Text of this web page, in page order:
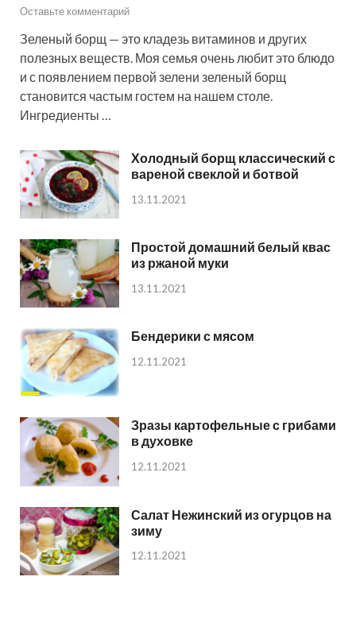
Оставьте комментарий
Зеленый борщ — это кладезь витаминов и других
полезных веществ. Моя семья очень любит это блюдо
и с появлением первой зелени зеленый борщ
становится частым гостем на нашем столе.
Ингредиенты …
Холодный борщ классический с
вареной свеклой и ботвой
13.11.2021
Простой домашний белый квас
из ржаной муки
13.11.2021
Бендерики с мясом
12.11.2021
Зразы картофельные с грибами
в духовке
12.11.2021
Салат Нежинский из огурцов на
зиму
12.11.2021